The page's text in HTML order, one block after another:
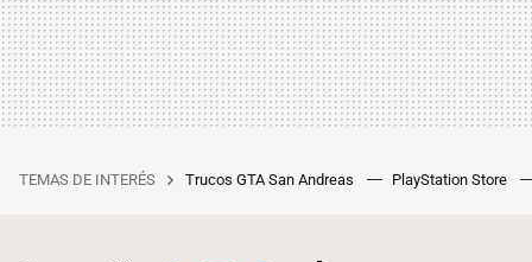
TEMAS DE INTERÉS Trucos GTA San Andreas PlayStation Store